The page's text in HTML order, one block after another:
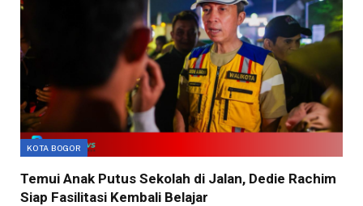
KOTA BOGOR
Temui Anak Putus Sekolah di Jalan, Dedie Rachim
Siap Fasilitasi Kembali Belajar